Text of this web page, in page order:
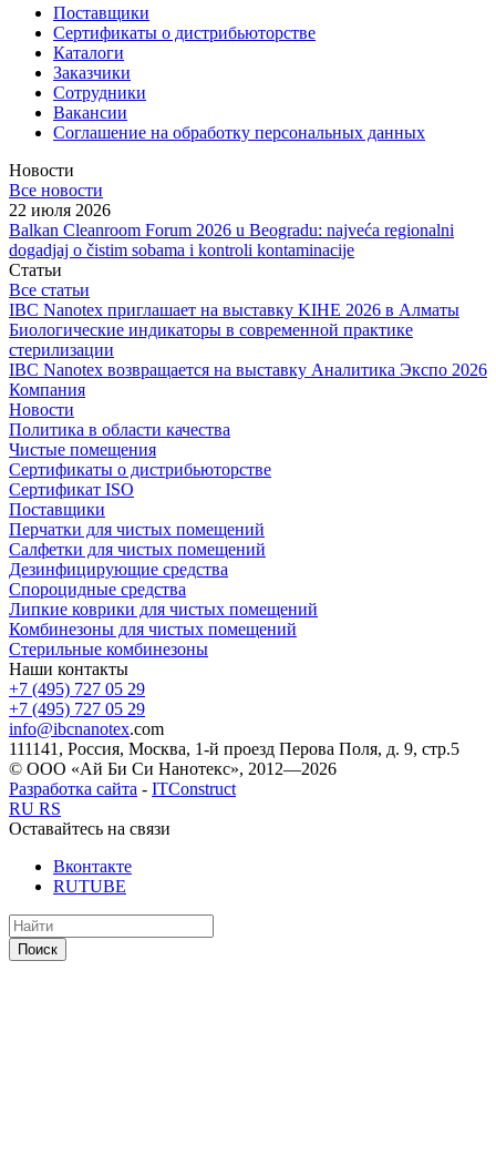
Поставщики
Сертификаты о дистрибьюторстве
Каталоги
Заказчики
Сотрудники
Вакансии
Соглашение на обработку персональных данных
Новости
Все новости
22 июля 2026
Balkan Cleanroom Forum 2026 u Beogradu: najveća regionalni
dogadjaj o čistim sobama i kontroli kontaminacije
Статьи
Все статьи
IBC Nanotex приглашает на выставку KIHE 2026 в Алматы
Биологические индикаторы в современной практике
стерилизации
IBC Nanotex возвращается на выставку Аналитика Экспо 2026
Компания
Новости
Политика в области качества
Чистые помещения
Сертификаты о дистрибьюторстве
Сертификат ISO
Поставщики
Перчатки для чистых помещений
Салфетки для чистых помещений
Дезинфицирующие средства
Спороцидные средства
Липкие коврики для чистых помещений
Комбинезоны для чистых помещений
Стерильные комбинезоны
Наши контакты
+7 (495) 727 05 29
+7 (495) 727 05 29
info@ibcnanotex.com
111141, Россия, Москва, 1-й проезд Перова Поля, д. 9, стр.5
© ООО «Ай Би Си Нанотекс», 2012—2026
Разработка сайта - ITConstruct
RU RS
Оставайтесь на связи
Вконтакте
RUTUBE
Поиск